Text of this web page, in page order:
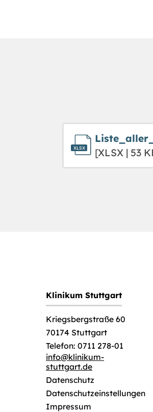
[XLSX | 53
Klinikum Stuttgart
Kriegsbergstraße 60
70174 Stuttgart
Telefon: 0711 278-01
info@klinikum-
stuttgart.de
Datenschutz
Datenschutzeinstellungen
Impressum